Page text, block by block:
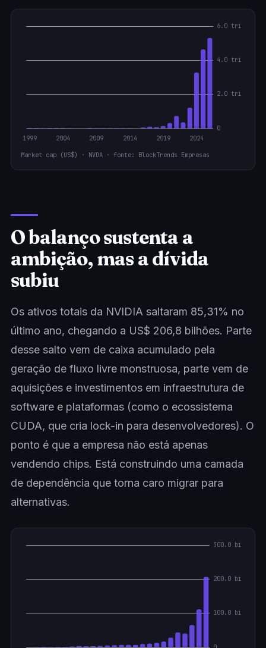
Market cap (US$) · NVDA · fonte: BlockTrends Empresas
O balanço sustenta a
ambição, mas a dívida
subiu
Os ativos totais da NVIDIA saltaram 85,31% no
último ano, chegando a US$ 206,8 bilhões. Parte
desse salto vem de caixa acumulado pela
geração de fluxo livre monstruosa, parte vem de
aquisições e investimentos em infraestrutura de
software e plataformas (como o ecossistema
CUDA, que cria lock-in para desenvolvedores). O
ponto é que a empresa não está apenas
vendendo chips. Está construindo uma camada
de dependência que torna caro migrar para
alternativas.